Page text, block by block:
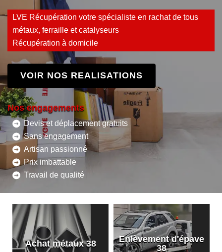
LVE Récupération votre spécialiste en rachat de tous
métaux, ferraille et catalyseurs
Récupération à domicile
VOIR NOS REALISATIONS
Nos engagements
Devis et déplacement gratuits
Sans engagement
Artisan passionné
Prix imbattable
Travail de qualité
Achat métaux 38
Enlèvement d'épave
38